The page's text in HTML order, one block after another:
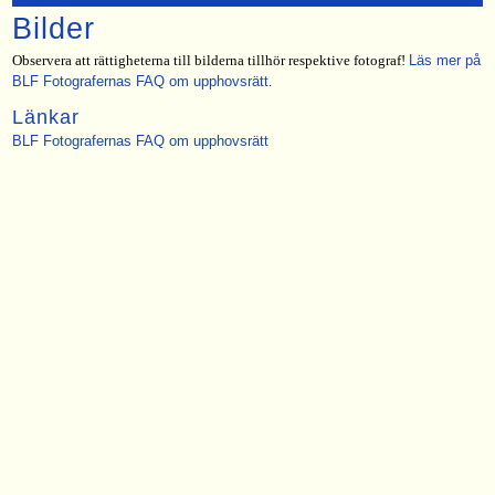
Bilder
Observera att rättigheterna till bilderna tillhör respektive fotograf!
Läs mer på
BLF Fotografernas FAQ om upphovsrätt
Länkar
BLF Fotografernas FAQ om upphovsrätt